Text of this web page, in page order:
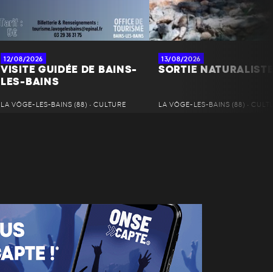
12/08/2026
VISITE GUIDÉE DE BAINS-
LES-BAINS
LA VÔGE-LES-BAINS (88) • CULTURE
13/08/2026
SORTIE
LA VÔGE-LES-BAINS (88) •